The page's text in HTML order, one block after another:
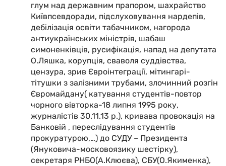
глум над державним прапором, шахрайство
Київпсевдоради, підслуховування нардепів,
дебілізація освіти табачником, нагорода
антиукраїнських міністрів, шабаш
симоненківців, русифікація, напад на депутата
О.Ляшка, корупція, сваволя суддівства,
цензура, зрив Євроінтеграції, мітингарі-
тітушки з залізними трубами, злочинний розгін
Євромайдану( катування студентів-повтор
чорного вівторка-18 липня 1995 року,
журналістів 30.11.13 р.), кривава провокація на
Банковій , переслідування студентів
прокуратурою,…) до СУДУ – Президента
(Януковича-московоязику шестірку),
секретаря РНБО(А.Клюєва), СБУ(О.Якименка),